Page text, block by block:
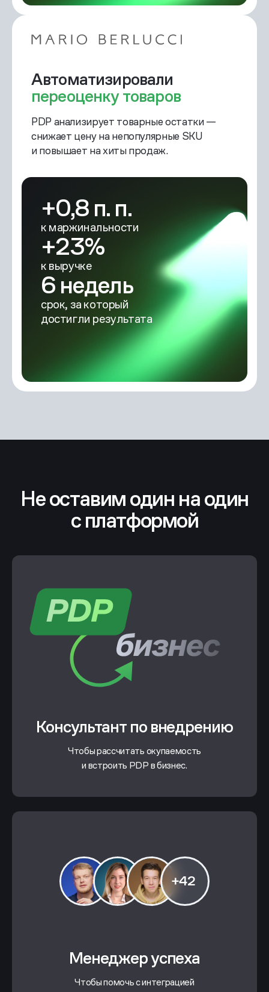
Автоматизировали
переоценку товаров
PDP анализирует товарные остатки —
снижает цену на непопулярные SKU
и повышает на хиты продаж.
+0,8 п. п.
к маржинальности
+23%
к выручке
6 недель
срок, за который
достигли результата
Не оставим один на один
с платформой
Консультант по внедрению
Чтобы рассчитать окупаемость
и встроить PDP в бизнес.
+42
Менеджер успеха
Чтобы помочь с интеграцией